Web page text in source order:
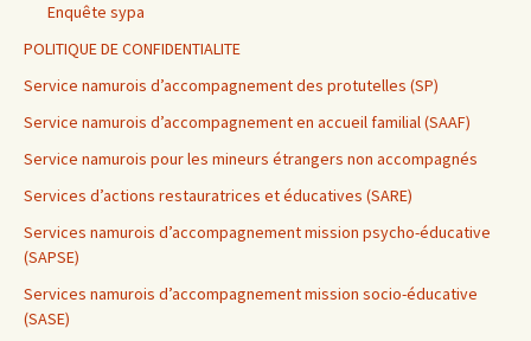
Enquête sypa
POLITIQUE DE CONFIDENTIALITE
Service namurois d’accompagnement des protutelles (SP)
Service namurois d’accompagnement en accueil familial (SAAF)
Service namurois pour les mineurs étrangers non accompagnés
Services d’actions restauratrices et éducatives (SARE)
Services namurois d’accompagnement mission psycho-éducative
(SAPSE)
Services namurois d’accompagnement mission socio-éducative
(SASE)